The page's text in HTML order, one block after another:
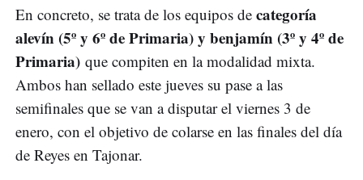
En concreto, se trata de los equipos de categoría
alevín (5º y 6º de Primaria) y benjamín (3º y 4º de
Primaria) que compiten en la modalidad mixta.
Ambos han sellado este jueves su pase a las
semifinales que se van a disputar el viernes 3 de
enero, con el objetivo de colarse en las finales del día
de Reyes en Tajonar.